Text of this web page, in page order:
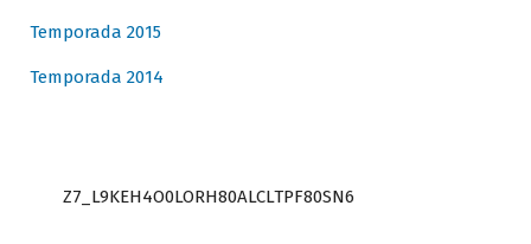
Temporada 2015
Temporada 2014
Z7_L9KEH4O0LORH80ALCLTPF80SN6